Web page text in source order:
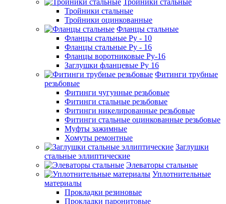
Тройники стальные
Тройники оцинкованные
Фланцы стальные
Фланцы стальные Ру - 10
Фланцы стальные Ру - 16
Фланцы воротниковые Ру-16
Заглушки фланцевые Ру 16
Фитинги трубные
резьбовые
Фитинги чугунные резьбовые
Фитинги стальные резьбовые
Фитинги никелированные резьбовые
Фитинги стальные оцинкованные резьбовые
Муфты зажимные
Хомуты ремонтные
Заглушки
стальные эллиптические
Элеваторы стальные
Уплотнительные
материалы
Прокладки резиновые
Прокладки паронитовые